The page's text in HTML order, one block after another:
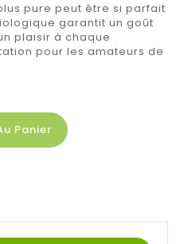
pure peut être si parfait
garantit un goût
plaisir à chaque
pour les amateurs de
Panier